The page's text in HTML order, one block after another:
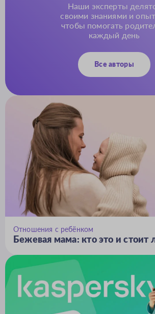
Наши эксперты
своими знаниями и
чтобы помогать
каждый день
Все авторы
Отношения с ребёнком
Бежевая мама: кто это и стоит